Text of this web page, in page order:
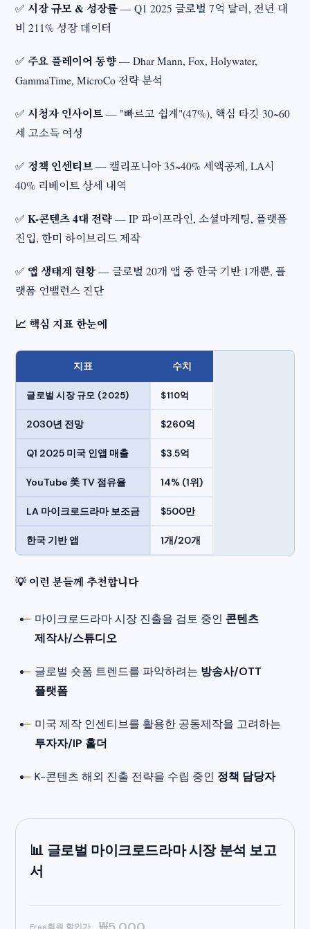
✅ 시장 규모 & 성장률 — Q1 2025 글로벌 7억 달러, 전년 대
비 211% 성장 데이터
✅주요 플레이어 동향 — Dhar Mann, Fox, Holywater,
GammaTime, MicroCo 전략 분석
✅ 시청자 인사이트 — "빠르고 쉽게"(47%), 핵심 타깃 30~60
세 고소득 여성
✅ 정책 인센티브 — 캘리포니아 35~40% 세액공제, LA시
40% 리베이트 상세 내역
✅K-콘텐츠 4대 전략 — IP 파이프라인, 소셜마케팅, 플랫폼
진입, 한미 하이브리드 제작
✅ 앱 생태계 현황 — 글로벌 20개 앱 중 한국 기반 1개뿐, 플
랫폼 언밸런스 진단
📈 핵심 지표 한눈에
지표 수치
글로벌 시장 규모 (2025) $110억
2030년 전망 $260억
Q1 2025 미국 인앱 매출 $3.5억
YouTube 美 TV 점유율 14% (1위)
LA 마이크로드라마 보조금 $500만
한국 기반 앱 1개/20개
💡 이런 분들께 추천합니다
마이크로드라마 시장 진출을 검토 중인 콘텐츠
제작사/스튜디오
글로벌 숏폼 트렌드를 파악하려는 방송사/OTT
플랫폼
미국 제작 인센티브를 활용한 공동제작을 고려하는
투자자/IP 홀더
K-콘텐츠 해외 진출 전략을 수립 중인 정책 담당자
📊 글로벌 마이크로드라마 시장 분석 보고
서